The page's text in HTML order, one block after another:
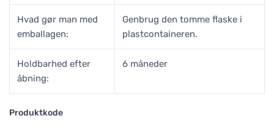
Hvad gør man med
emballagen:
Genbrug den tomme flaske i
plastcontaineren.
Holdbarhed efter
åbning:
6 måneder
Produktkode